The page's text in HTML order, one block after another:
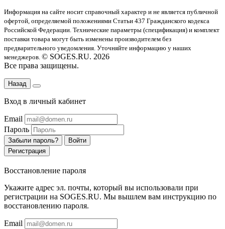
Информация на сайте носит справочный характер и не является публичной
офертой , определяемой положениями Статьи 437 Гражданского кодекса
Российской Федерации. Технические параметры (спецификация) и комплект
поставки товара могут быть изменены производителем без
предварительного уведомления. Уточняйте информацию у наших
менеджеров. © SOGES.RU. 2026
Все права защищены.
Назад
Вход в личный кабинет
Email
Пароль
Забыли пароль?
Войти
Регистрация
Восстановление пароля
Укажите адрес эл. почты, который вы использовали при
регистрации на SOGES.RU. Мы вышлем вам инструкцию по
восстановлению пароля.
Email